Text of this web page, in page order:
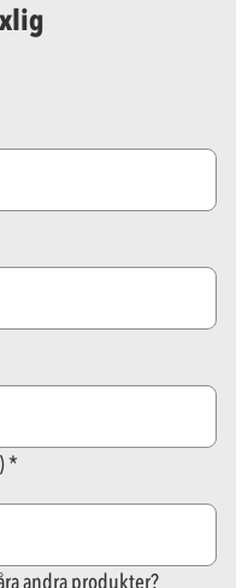
andra produkter?